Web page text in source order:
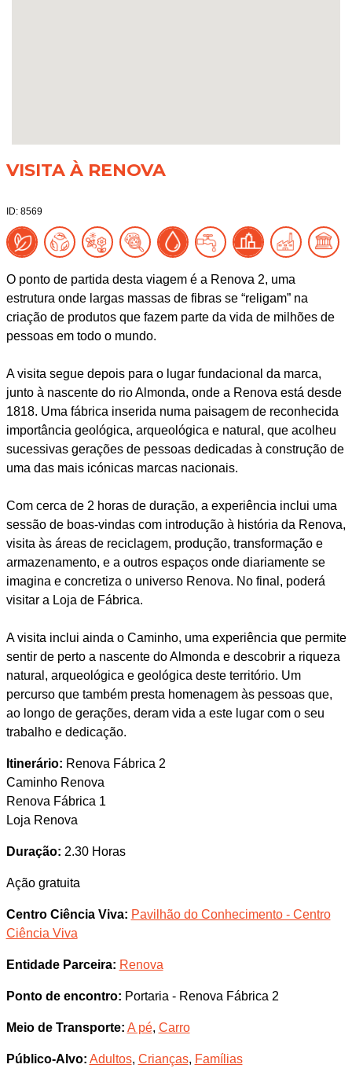
VISITA À RENOVA
ID: 8569
O ponto de partida desta viagem é a Renova 2, uma
estrutura onde largas massas de fibras se “religam” na
criação de produtos que fazem parte da vida de milhões de
pessoas em todo o mundo.
A visita segue depois para o lugar fundacional da marca,
junto à nascente do rio Almonda, onde a Renova está desde
1818. Uma fábrica inserida numa paisagem de reconhecida
importância geológica, arqueológica e natural, que acolheu
sucessivas gerações de pessoas dedicadas à construção de
uma das mais icónicas marcas nacionais.
Com cerca de 2 horas de duração, a experiência inclui uma
sessão de boas-vindas com introdução à história da Renova,
visita às áreas de reciclagem, produção, transformação e
armazenamento, e a outros espaços onde diariamente se
imagina e concretiza o universo Renova. No final, poderá
visitar a Loja de Fábrica.
A visita inclui ainda o Caminho, uma experiência que permite
sentir de perto a nascente do Almonda e descobrir a riqueza
natural, arqueológica e geológica deste território. Um
percurso que também presta homenagem às pessoas que,
ao longo de gerações, deram vida a este lugar com o seu
trabalho e dedicação.
Itinerário: Renova Fábrica 2
Caminho Renova
Renova Fábrica 1
Loja Renova
Duração: 2.30 Horas
Ação gratuita
Centro Ciência Viva: Pavilhão do Conhecimento - Centro
Ciência Viva
Entidade Parceira: Renova
Ponto de encontro: Portaria - Renova Fábrica 2
Meio de Transporte: A pé, Carro
Público-Alvo: Adultos, Crianças, Famílias